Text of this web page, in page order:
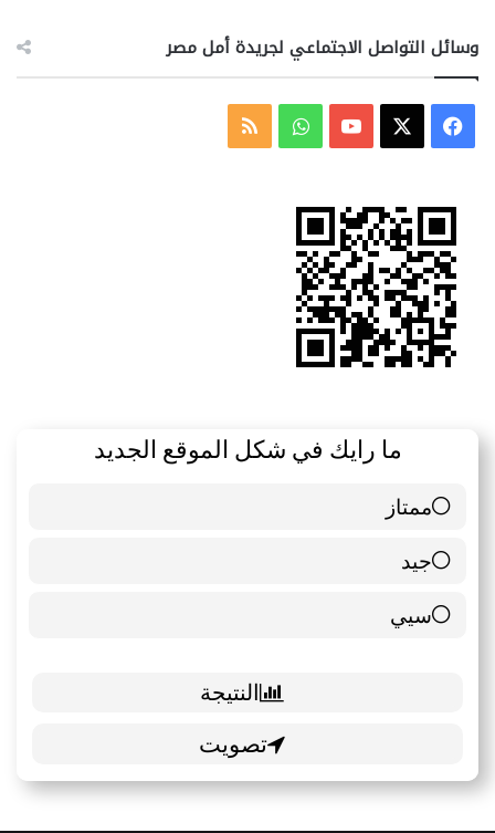
وسائل التواصل الاجتماعي لجريدة أمل مصر
فيسبوك ‫YouTubeواتسابملخص
ما رايك في شكل الموقع الجديد
ممتاز
6 ( 85.71 % )
جيد
0 ( 0 % )
سيي
1 ( 14.29 % )